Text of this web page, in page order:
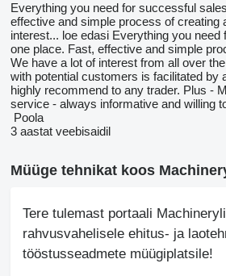
Everything you need for successful
effective and simple process of creating
interest... loe edasi Everything you
one place. Fast, effective and simple
We have a lot of interest from all over
with potential customers is facilitated by
highly recommend to any trader. Plus -
service - always informative and willing
Poola
3 aastat veebisaidil
Müüge tehnikat koos
Tere tulemast portaali
rahvusvahelisele ehitus- ja
tööstusseadmete müügiplatsile!